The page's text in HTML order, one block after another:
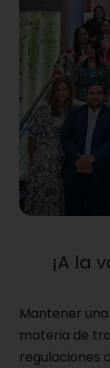
¡A la
Mantener
materia de
regulaciones